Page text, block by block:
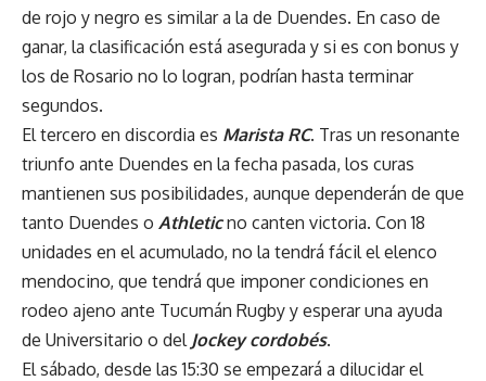
de rojo y negro es similar a la de Duendes. En caso de
ganar, la clasificación está asegurada y si es con bonus y
los de Rosario no lo logran, podrían hasta terminar
segundos.
El tercero en discordia es Marista RC. Tras un resonante
triunfo ante Duendes en la fecha pasada, los curas
mantienen sus posibilidades, aunque dependerán de que
tanto Duendes o Athletic no canten victoria. Con 18
unidades en el acumulado, no la tendrá fácil el elenco
mendocino, que tendrá que imponer condiciones en
rodeo ajeno ante Tucumán Rugby y esperar una ayuda
de Universitario o del Jockey cordobés.
El sábado, desde las 15:30 se empezará a dilucidar el